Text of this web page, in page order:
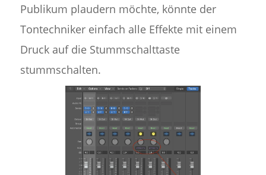
Publikum plaudern möchte, könnte der
Tontechniker einfach alle Effekte mit einem
Druck auf die Stummschalttaste
stummschalten.